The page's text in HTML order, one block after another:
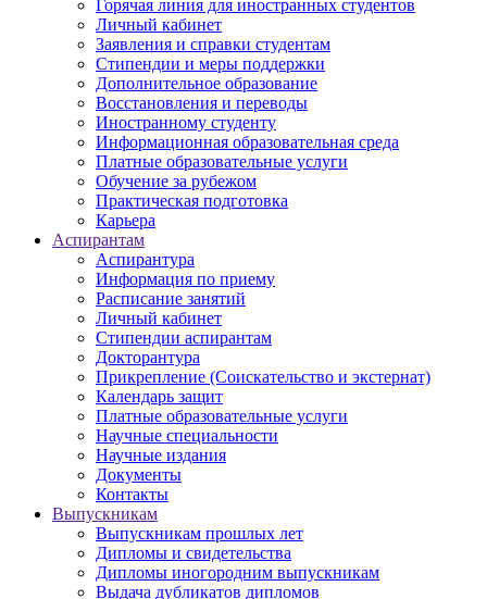
Горячая линия для иностранных студентов
Личный кабинет
Заявления и справки студентам
Стипендии и меры поддержки
Дополнительное образование
Восстановления и переводы
Иностранному студенту
Информационная образовательная среда
Платные образовательные услуги
Обучение за рубежом
Практическая подготовка
Карьера
Аспирантам
Аспирантура
Информация по приему
Расписание занятий
Личный кабинет
Стипендии аспирантам
Докторантура
Прикрепление (Соискательство и экстернат)
Календарь защит
Платные образовательные услуги
Научные специальности
Научные издания
Документы
Контакты
Выпускникам
Выпускникам прошлых лет
Дипломы и свидетельства
Дипломы иногородним выпускникам
Выдача дубликатов дипломов